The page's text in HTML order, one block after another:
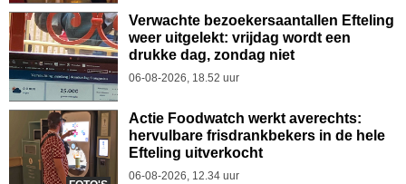
Verwachte bezoekersaantallen Efteling
weer uitgelekt: vrijdag wordt een
drukke dag, zondag niet
06-08-2026, 18.52 uur
Actie Foodwatch werkt averechts:
hervulbare frisdrankbekers in de hele
Efteling uitverkocht
06-08-2026, 12.34 uur